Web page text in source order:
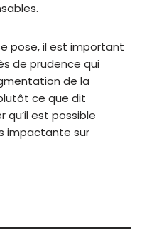
pose, il est important
de prudence qui
de la
ce que dit
qu’il est possible
impactante sur